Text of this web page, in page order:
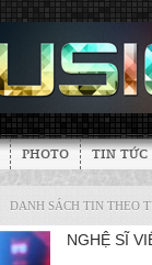
PHOTO TIN TỨC
DANH SÁCH TIN THEO
NGHỆ SĨ